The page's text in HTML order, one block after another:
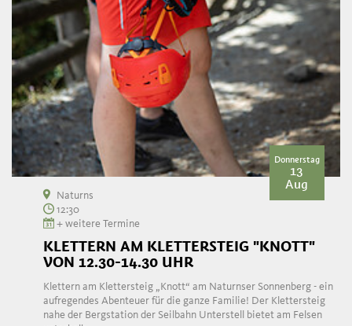
Donnerstag
13
Aug
Naturns
12:30
+ weitere Termine
KLETTERN AM KLETTERSTEIG "KNOTT"
VON 12.30-14.30 UHR
Klettern am Klettersteig „Knott“ am Naturnser Sonnenberg - ein
aufregendes Abenteuer für die ganze Familie! Der Klettersteig
nahe der Bergstation der Seilbahn Unterstell bietet am Felsen